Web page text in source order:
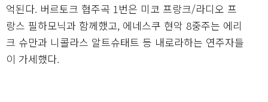
억된다. 버르토크 협주곡 1번은 미코 프랑크/라디오 프
랑스 필하모닉과 함께했고, 에네스쿠 현악 8중주는 에리
크 슈만과 니콜라스 알트슈태트 등 내로라하는 연주자들
이 가세했다.